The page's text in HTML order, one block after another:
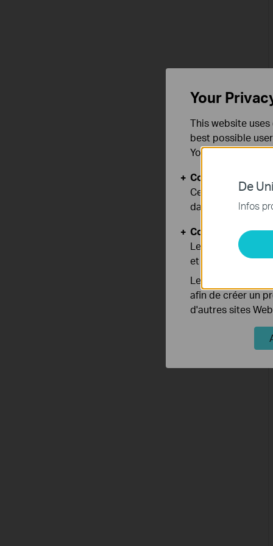
De
Infos
Your
This website
best possible
You can find
Cookies basiques
Ces cookies sont
dans vos
Cookies
Les cookies
et ajuster les
Les cookies
afin de créer un
d'autres sites